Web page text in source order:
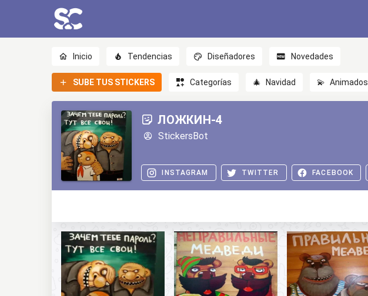
Inicio Tendencias Diseñadores Novedades
SUBE TUS STICKERS Categorías 🎄 Navidad 💫 Animados
ЛОЖКИН-4
StickersBot
INSTAGRAM TWITTER FACEBOOK